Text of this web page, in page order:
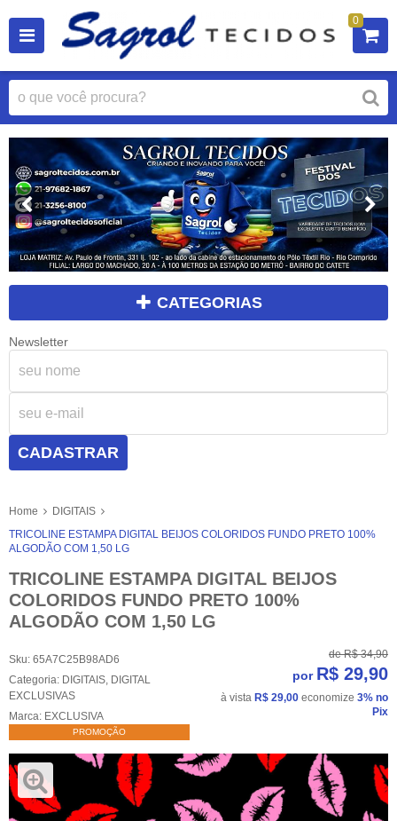
0
CATEGORIAS
Newsletter
CADASTRAR
Home
DIGITAIS
TRICOLINE ESTAMPA DIGITAL BEIJOS COLORIDOS FUNDO PRETO 100%
ALGODÃO COM 1,50 LG
TRICOLINE ESTAMPA DIGITAL BEIJOS
COLORIDOS FUNDO PRETO 100%
ALGODÃO COM 1,50 LG
Sku: 65A7C25B98AD6
Categoria: DIGITAIS, DIGITAL
EXCLUSIVAS
Marca: EXCLUSIVA
PROMOÇÃO
de R$ 34,90
por R$ 29,90
à vista R$ 29,00 economize 3% no
Pix